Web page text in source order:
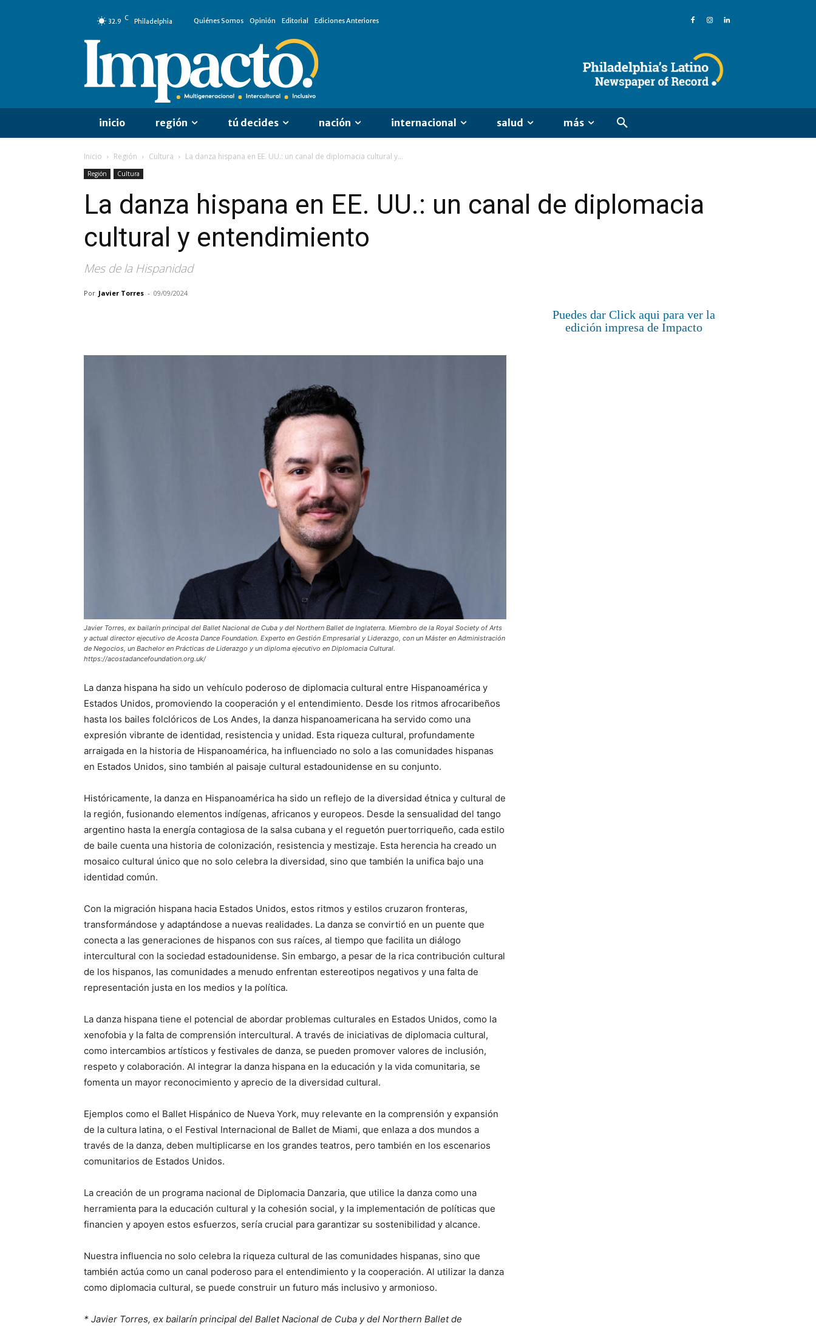
32.9 C Philadelphia Quiénes Somos Opinión Editorial Ediciones Anteriores
inicio región tú decides nación internacional salud más
Inicio Región Cultura La danza hispana en EE. UU.: un canal de diplomacia cultural y...
Región Cultura
La danza hispana en EE. UU.: un canal de diplomacia
cultural y entendimiento
Mes de la Hispanidad
Por Javier Torres - 09/09/2024
Javier Torres, ex bailarín principal del Ballet Nacional de Cuba y del Northern Ballet de Inglaterra. Miembro de la Royal Society of Arts
y actual director ejecutivo de Acosta Dance Foundation. Experto en Gestión Empresarial y Liderazgo, con un Máster en Administración
de Negocios, un Bachelor en Prácticas de Liderazgo y un diploma ejecutivo en Diplomacia Cultural.
https://acostadancefoundation.org.uk/
La danza hispana ha sido un vehículo poderoso de diplomacia cultural entre Hispanoamérica y
Estados Unidos, promoviendo la cooperación y el entendimiento. Desde los ritmos afrocaribeños
hasta los bailes folclóricos de Los Andes, la danza hispanoamericana ha servido como una
expresión vibrante de identidad, resistencia y unidad. Esta riqueza cultural, profundamente
arraigada en la historia de Hispanoamérica, ha influenciado no solo a las comunidades hispanas
en Estados Unidos, sino también al paisaje cultural estadounidense en su conjunto.
Históricamente, la danza en Hispanoamérica ha sido un reflejo de la diversidad étnica y cultural de
la región, fusionando elementos indígenas, africanos y europeos. Desde la sensualidad del tango
argentino hasta la energía contagiosa de la salsa cubana y el reguetón puertorriqueño, cada estilo
de baile cuenta una historia de colonización, resistencia y mestizaje. Esta herencia ha creado un
mosaico cultural único que no solo celebra la diversidad, sino que también la unifica bajo una
identidad común.
Con la migración hispana hacia Estados Unidos, estos ritmos y estilos cruzaron fronteras,
transformándose y adaptándose a nuevas realidades. La danza se convirtió en un puente que
conecta a las generaciones de hispanos con sus raíces, al tiempo que facilita un diálogo
intercultural con la sociedad estadounidense. Sin embargo, a pesar de la rica contribución cultural
de los hispanos, las comunidades a menudo enfrentan estereotipos negativos y una falta de
representación justa en los medios y la política.
La danza hispana tiene el potencial de abordar problemas culturales en Estados Unidos, como la
xenofobia y la falta de comprensión intercultural. A través de iniciativas de diplomacia cultural,
como intercambios artísticos y festivales de danza, se pueden promover valores de inclusión,
respeto y colaboración. Al integrar la danza hispana en la educación y la vida comunitaria, se
fomenta un mayor reconocimiento y aprecio de la diversidad cultural.
Ejemplos como el Ballet Hispánico de Nueva York, muy relevante en la comprensión y expansión
de la cultura latina, o el Festival Internacional de Ballet de Miami, que enlaza a dos mundos a
través de la danza, deben multiplicarse en los grandes teatros, pero también en los escenarios
comunitarios de Estados Unidos.
La creación de un programa nacional de Diplomacia Danzaria, que utilice la danza como una
herramienta para la educación cultural y la cohesión social, y la implementación de políticas que
financien y apoyen estos esfuerzos, sería crucial para garantizar su sostenibilidad y alcance.
Nuestra influencia no solo celebra la riqueza cultural de las comunidades hispanas, sino que
también actúa como un canal poderoso para el entendimiento y la cooperación. Al utilizar la danza
como diplomacia cultural, se puede construir un futuro más inclusivo y armonioso.
* Javier Torres, ex bailarín principal del Ballet Nacional de Cuba y del Northern Ballet de
Puedes dar Click aqui para ver la
edición impresa de Impacto